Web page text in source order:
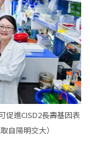
促進CISD2長壽基因表
自陽明交大）